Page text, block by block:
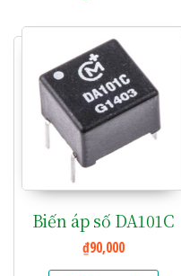
Biến áp số DA101C
₫90,000